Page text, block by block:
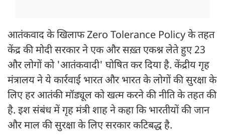
आतंकवाद के खिलाफ Zero Tolerance Policy के तहत
केंद्र की मोदी सरकार ने एक और सख़्त एकश्न लेते हुए 23
और लोगों को 'आतंकवादी' घोषित कर दिया है. केंद्रीय गृह
मंत्रालय ने ये कार्रवाई भारत और भारत के लोगों की सुरक्षा के
लिए हर आतंकी मॉड्यूल को खत्म करने की नीति के तहत की
है. इश संबंध में गृह मंत्री शाह ने कहा कि भारतीयों की जान
और माल की सुरक्षा के लिए सरकार कटिबद्ध है.